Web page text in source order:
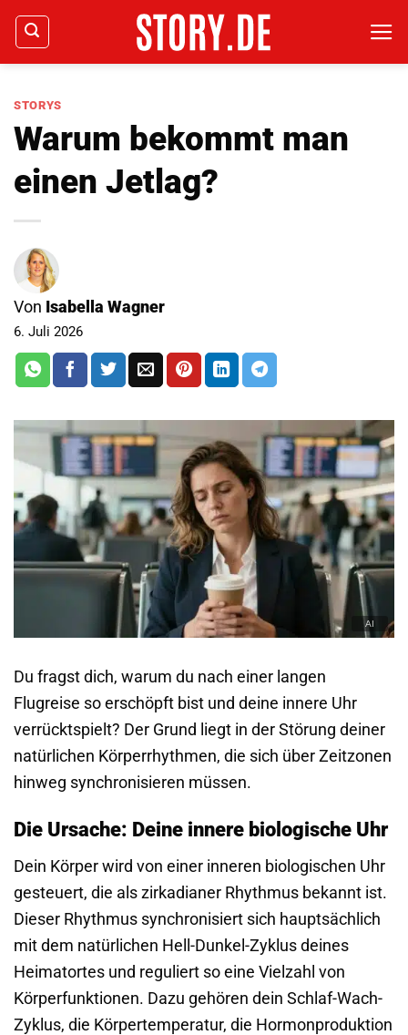
Zum
Inhalt
springen
STORYS
Warum bekommt man
einen Jetlag?
Von Isabella Wagner
6. Juli 2026
Du fragst dich, warum du nach einer langen
Flugreise so erschöpft bist und deine innere Uhr
verrücktspielt? Der Grund liegt in der Störung deiner
natürlichen Körperrhythmen, die sich über Zeitzonen
hinweg synchronisieren müssen.
Die Ursache: Deine innere biologische Uhr
Dein Körper wird von einer inneren biologischen Uhr
gesteuert, die als zirkadianer Rhythmus bekannt ist.
Dieser Rhythmus synchronisiert sich hauptsächlich
mit dem natürlichen Hell-Dunkel-Zyklus deines
Heimatortes und reguliert so eine Vielzahl von
Körperfunktionen. Dazu gehören dein Schlaf-Wach-
Zyklus, die Körpertemperatur, die Hormonproduktion